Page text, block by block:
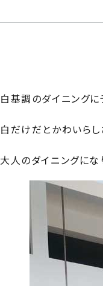
白基調のダイニング
白だけだとかわいら
大人のダイニングにな